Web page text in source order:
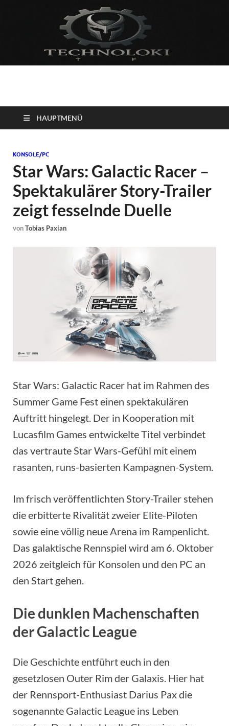
Technoloki: Gaming
und Entertainment
News
Blockbuster, Indie-Perlen und Retro-Klassiker.
HAUPTMENÜ
KONSOLE/PC
Star Wars: Galactic Racer –
Spektakulärer Story-Trailer
zeigt fesselnde Duelle
vonTobias Paxian
Star Wars: Galactic Racer hat im Rahmen des
Summer Game Fest einen spektakulären
Auftritt hingelegt. Der in Kooperation mit
Lucasfilm Games entwickelte Titel verbindet
das vertraute Star Wars-Gefühl mit einem
rasanten, runs-basierten Kampagnen-System.
Im frisch veröffentlichten Story-Trailer stehen
die erbitterte Rivalität zweier Elite-Piloten
sowie eine völlig neue Arena im Rampenlicht.
Das galaktische Rennspiel wird am 6. Oktober
2026 zeitgleich für Konsolen und den PC an
den Start gehen.
Die dunklen Machenschaften
der Galactic League
Die Geschichte entführt euch in den
gesetzlosen Outer Rim der Galaxis. Hier hat
der Rennsport-Enthusiast Darius Pax die
sogenannte Galactic League ins Leben